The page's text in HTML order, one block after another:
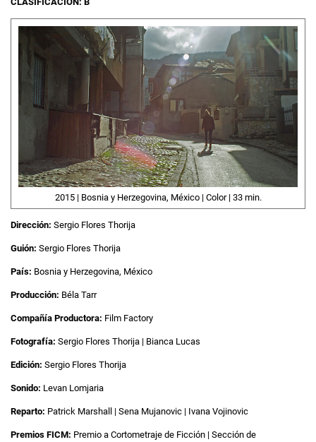
2015 | Bosnia y Herzegovina, México | Color | 33 min.
Dirección: Sergio Flores Thorija
Guión: Sergio Flores Thorija
País: Bosnia y Herzegovina, México
Producción: Béla Tarr
Compañía Productora: Film Factory
Fotografía: Sergio Flores Thorija | Bianca Lucas
Edición: Sergio Flores Thorija
Sonido: Levan Lomjaria
Reparto: Patrick Marshall | Sena Mujanovic | Ivana Vojinovic
Premios FICM: Premio a Cortometraje de Ficción | Sección de